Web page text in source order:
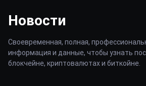
Новости
Своевременная, полная,
информация и данные, чтобы узнать
блокчейне, криптовалютах и биткойне.